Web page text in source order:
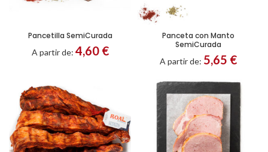
Porción Troceado
Pancetilla SemiCurada
A partir de: 4,60 €
Filetes Porción
Panceta con Manto
SemiCurada
A partir de: 5,65 €